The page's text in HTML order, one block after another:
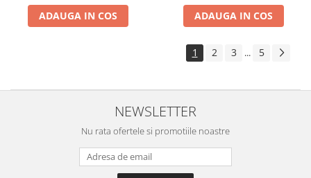
ADAUGA IN COS ADAUGA IN COS
1 2 3 ... 5
NEWSLETTER
Nu rata ofertele si promotiile noastre